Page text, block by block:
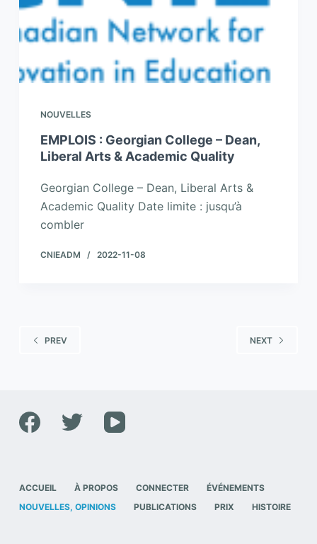
NOUVELLES
EMPLOIS : Georgian College – Dean,
Liberal Arts & Academic Quality
Georgian College – Dean, Liberal Arts &
Academic Quality Date limite : jusqu’à
combler
CNIEADM 2022-11-08
PREV NEXT
ACCUEIL À PROPOS CONNECTER
ÉVÉNEMENTS
NOUVELLES, OPINIONS
PUBLICATIONS PRIX HISTOIRE